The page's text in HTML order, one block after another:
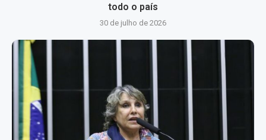
todo o país
30 de julho de 2026